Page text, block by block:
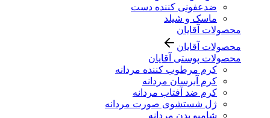
ضدعفونی کننده دست
ماسک و شیلد
محصولات آقایان
محصولات آقایان
محصولات پوستی آقایان
کرم مرطوب کننده مردانه
کرم آبرسان مردانه
کرم ضد آفتاب مردانه
ژل شستشوی صورت مردانه
شامپو بدن مردانه